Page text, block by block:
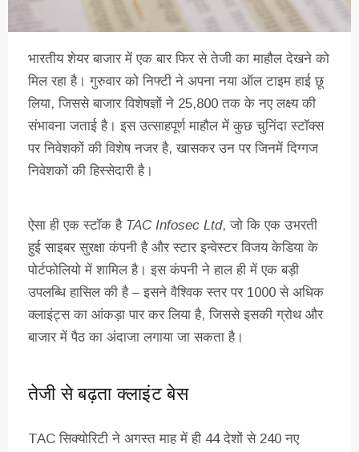
भारतीय शेयर बाजार में एक बार फिर से तेजी का माहौल देखने को
मिल रहा है। गुरुवार को निफ्टी ने अपना नया ऑल टाइम हाई छू
लिया, जिससे बाजार विशेषज्ञों ने 25,800 तक के नए लक्ष्य की
संभावना जताई है। इस उत्साहपूर्ण माहौल में कुछ चुनिंदा स्टॉक्स
पर निवेशकों की विशेष नजर है, खासकर उन पर जिनमें दिग्गज
निवेशकों की हिस्सेदारी है।
ऐसा ही एक स्टॉक है TAC Infosec Ltd, जो कि एक उभरती
हुई साइबर सुरक्षा कंपनी है और स्टार इन्वेस्टर विजय केडिया के
पोर्टफोलियो में शामिल है। इस कंपनी ने हाल ही में एक बड़ी
उपलब्धि हासिल की है – इसने वैश्विक स्तर पर 1000 से अधिक
क्लाइंट्स का आंकड़ा पार कर लिया है, जिससे इसकी ग्रोथ और
बाजार में पैठ का अंदाजा लगाया जा सकता है।
तेजी से बढ़ता क्लाइंट बेस
TAC सिक्योरिटी ने अगस्त माह में ही 44 देशों से 240 नए